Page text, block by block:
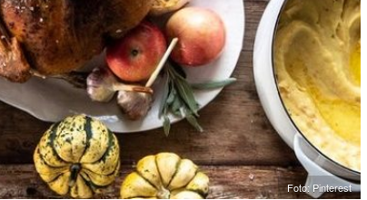
Foto: Pinterest